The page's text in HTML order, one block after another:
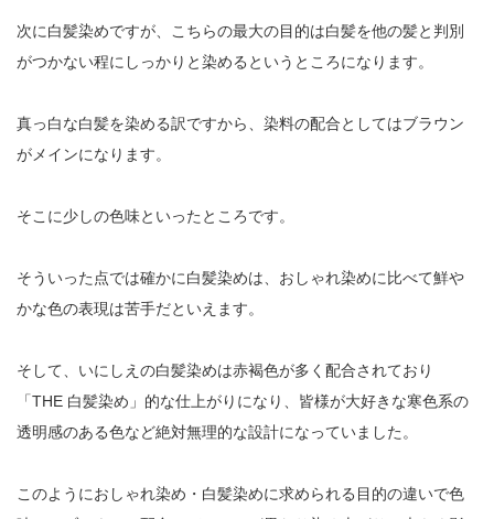
次に白髪染めですが、こちらの最大の目的は白髪を他の髪と判別
がつかない程にしっかりと染めるというところになります。
真っ白な白髪を染める訳ですから、染料の配合としてはブラウン
がメインになります。
そこに少しの色味といったところです。
そういった点では確かに白髪染めは、おしゃれ染めに比べて鮮や
かな色の表現は苦手だといえます。
そして、いにしえの白髪染めは赤褐色が多く配合されており
「THE 白髪染め」的な仕上がりになり、皆様が大好きな寒色系の
透明感のある色など絶対無理的な設計になっていました。
このようにおしゃれ染め・白髪染めに求められる目的の違いで色